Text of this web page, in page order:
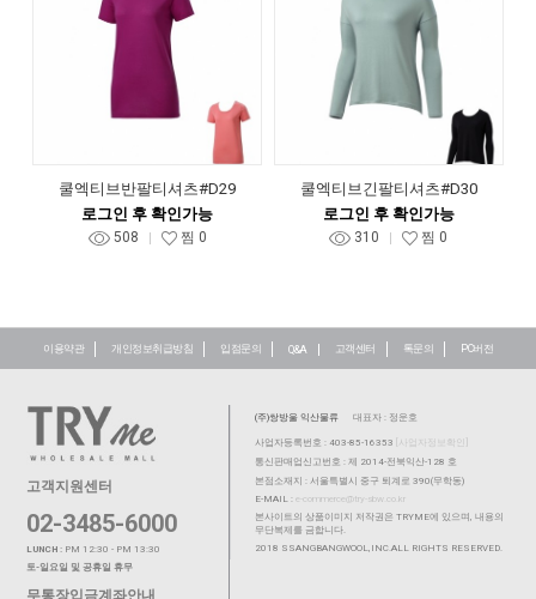
쿨엑티브반팔티셔츠#D29
로그인 후 확인가능
508 찜 0
쿨엑티브긴팔티셔츠#D30
로그인 후 확인가능
310 찜 0
이용약관 개인정보취급방침 입점문의 Q&A 고객센터 톡문의 PC버전
고객지원센터
02-3485-6000
LUNCH : PM 12:30 - PM 13:30
토-일요일 및 공휴일 휴무
무통장입금계좌안내
(주)쌍방울 익산물류 대표자 : 정운호
사업자등록번호 : 403-85-16353
[사업자정보확인]
통신판매업신고번호 : 제 2014-전북익산-128 호
본점소재지 : 서울특별시 중구 퇴계로 390(무학동)
E-MAIL : e-commerce@try-sbw.co.kr
본사이트의 상품이미지 저작권은 TRYME에 있으며, 내용의
무단복제를 금합니다.
2018 SSANGBANGWOOL,INC.ALL RIGHTS RESERVED.